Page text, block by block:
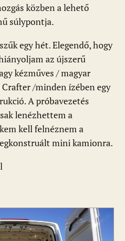
közben a lehető
súlypontja.
egy hét. Elegendő, hogy
az újszerű
kézműves / magyar
/minden ízében egy
A próbavezetés
lenézhettem a
kell felnéznem a
mini kamionra.